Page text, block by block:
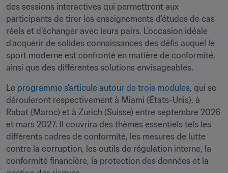
des sessions interactives qui permettront aux
participants de tirer les enseignements d'études de cas
réels et d'échanger avec leurs pairs. L’occasion idéale
d’acquérir de solides connaissances des défis auquel le
sport moderne est confronté en matière de conformité,
ainsi que des différentes solutions envisageables.
Le programme s'articule autour de trois modules, qui se
dérouleront respectivement à Miami (États-Unis), à
Rabat (Maroc) et à Zurich (Suisse) entre septembre 2026
et mars 2027. Il couvrira des thèmes essentiels tels les
différents cadres de conformité, les mesures de lutte
contre la corruption, les outils de régulation interne, la
conformité financière, la protection des données et la